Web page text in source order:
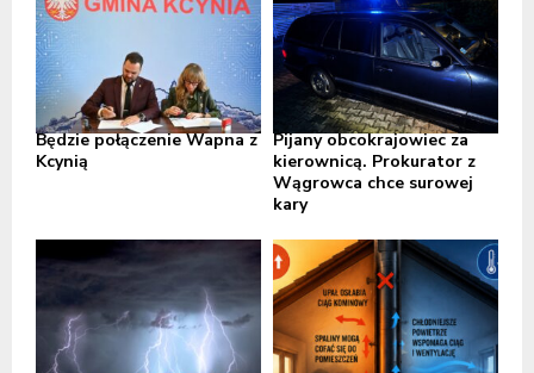
Będzie połączenie Wapna z
Kcynią
Pijany obcokrajowiec za
kierownicą. Prokurator z
Wągrowca chce surowej
kary